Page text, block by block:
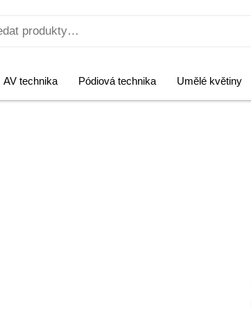
AV technika Pódiová technika Umělé květiny